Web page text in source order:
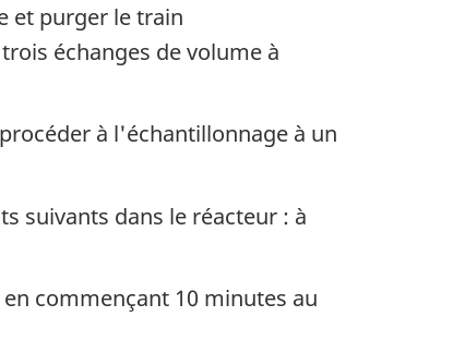
et purger le train
échanges de volume à
à l'échantillonnage à un
suivants dans le réacteur : à
commençant 10 minutes au